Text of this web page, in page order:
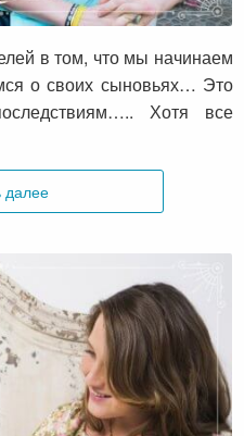
в том, что мы начинаем
о своих сыновьях… Это
Хотя все
далее